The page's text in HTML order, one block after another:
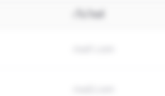
เว็บไซต์